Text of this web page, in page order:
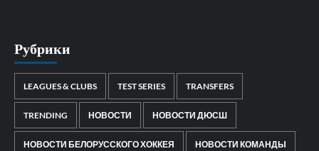
Рубрики
LEAGUES & CLUBS TEST SERIES TRANSFERS
TRENDING НОВОСТИ НОВОСТИ ДЮСШ
НОВОСТИ БЕЛОРУССКОГО ХОККЕЯ НОВОСТИ КОМАНДЫ